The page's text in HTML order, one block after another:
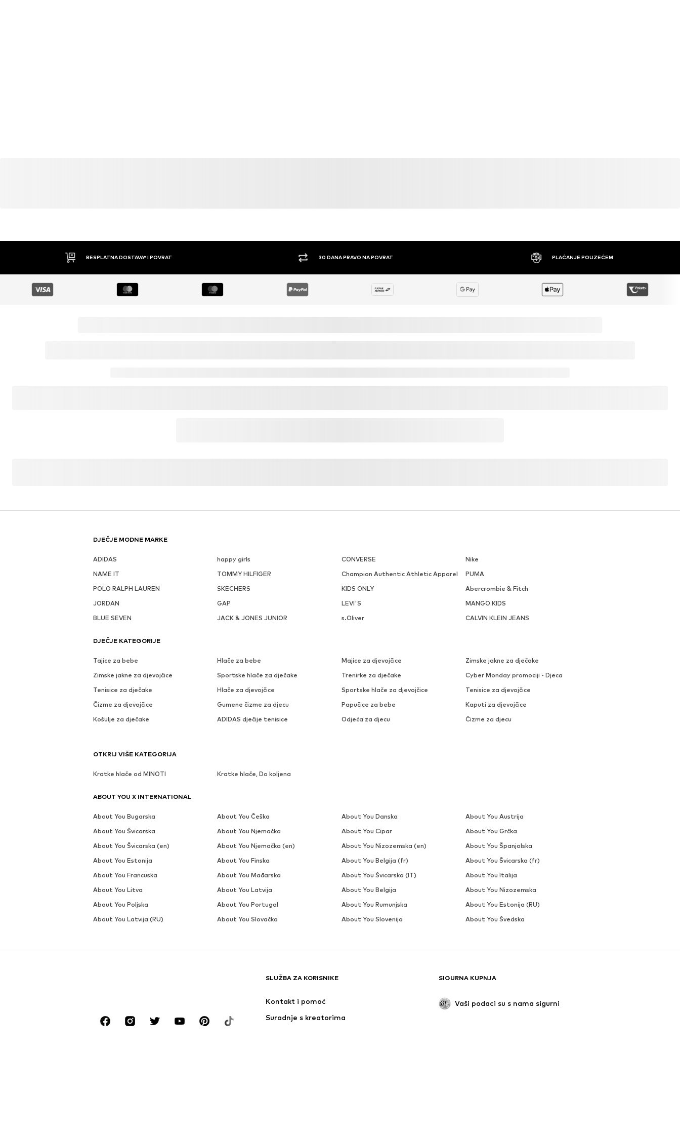
BESPLATNA DOSTAVA* I POVRAT 30 DANA PRAVO NA POVRAT PLAĆANJE POUZEĆEM
DJEČJE MODNE MARKE
ADIDAS happy girls CONVERSE
Nike
NAME IT
TOMMY HILFIGER Champion Authentic Athletic Apparel
PUMA
POLO RALPH LAUREN
SKECHERS KIDS ONLY
Abercrombie & Fitch
JORDAN
GAP LEVI'S
MANGO KIDS
BLUE SEVEN
JACK & JONES JUNIOR s.Oliver CALVIN KLEIN JEANS
DJEČJE KATEGORIJE
Tajice za bebe Hlače za bebe Majice za djevojčice
Zimske jakne za dječake
Zimske jakne za djevojčice
Sportske hlače za dječake Trenirke za dječake
Cyber Monday promociji - Djeca
Tenisice za dječake
Hlače za djevojčice Sportske hlače za djevojčice
Tenisice za djevojčice
Čizme za djevojčice
Gumene čizme za djecu Papučice za bebe
Kaputi za djevojčice
Košulje za dječake
ADIDAS dječije tenisice Odjeća za djecu Čizme za djecu
SLUŽBA ZA KORISNIKE
Kontakt i pomoć
Suradnje s kreatorima
SIGURNA KUPNJA
Vaši podaci su s nama sigurni
OTKRIJ VIŠE KATEGORIJA
Kratke hlače od MINOTI Kratke hlače, Do koljena
ABOUT YOU X INTERNATIONAL
About You Bugarska About You Češka About You Danska
About You Austrija
About You Švicarska
About You Njemačka About You Cipar
About You Grčka
About You Švicarska (en)
About You Njemačka (en) About You Nizozemska (en)
About You Španjolska
About You Estonija
About You Finska About You Belgija (fr)
About You Švicarska (fr)
About You Francuska
About You Mađarska About You Švicarska (IT)
About You Italija
About You Litva
About You Latvija About You Belgija
About You Nizozemska
About You Poljska
About You Portugal About You Rumunjska
About You Estonija (RU)
About You Latvija (RU)
About You Slovačka About You Slovenija About You Švedska